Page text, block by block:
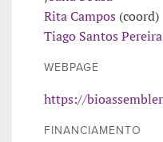
Rita Campos (coord)
Tiago Santos Pereira
WEBPAGE
https://
FINANCIAMENTO